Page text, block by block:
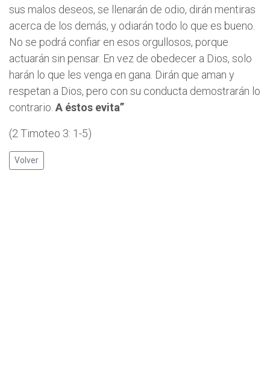
sus malos deseos, se llenarán de odio, dirán mentiras
acerca de los demás, y odiarán todo lo que es bueno.
No se podrá confiar en esos orgullosos, porque
actuarán sin pensar. En vez de obedecer a Dios, solo
harán lo que les venga en gana. Dirán que aman y
respetan a Dios, pero con su conducta demostrarán lo
contrario. A éstos evita”
(2 Timoteo 3: 1-5)
Volver